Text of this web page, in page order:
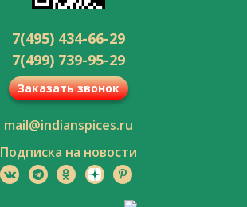
7(495) 434-66-29
7(499) 739-95-29
Заказать звонок
mail@indianspices.ru
Подписка на новости